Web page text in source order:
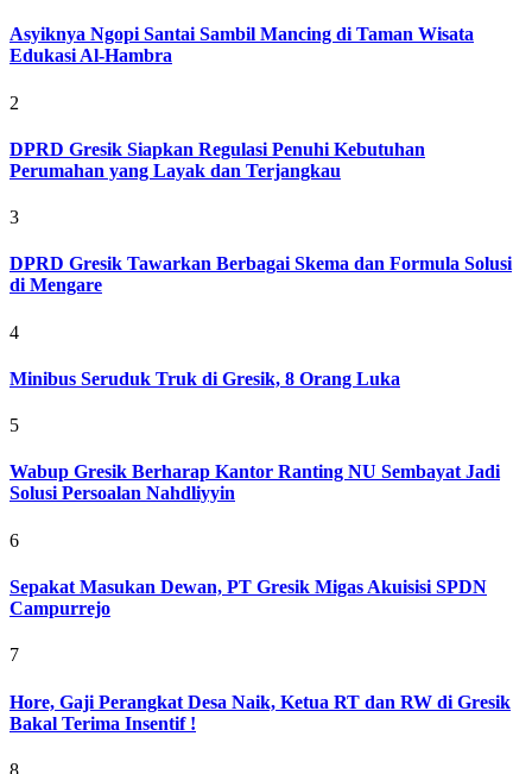
Asyiknya Ngopi Santai Sambil Mancing di Taman Wisata
Edukasi Al-Hambra
2
DPRD Gresik Siapkan Regulasi Penuhi Kebutuhan
Perumahan yang Layak dan Terjangkau
3
DPRD Gresik Tawarkan Berbagai Skema dan Formula Solusi
di Mengare
4
Minibus Seruduk Truk di Gresik, 8 Orang Luka
5
Wabup Gresik Berharap Kantor Ranting NU Sembayat Jadi
Solusi Persoalan Nahdliyyin
6
Sepakat Masukan Dewan, PT Gresik Migas Akuisisi SPDN
Campurrejo
7
Hore, Gaji Perangkat Desa Naik, Ketua RT dan RW di Gresik
Bakal Terima Insentif !
8